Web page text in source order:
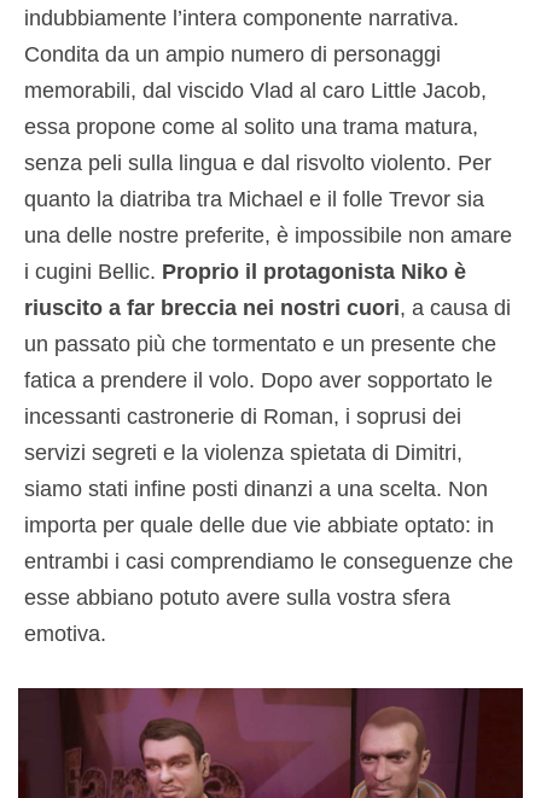
indubbiamente l’intera componente narrativa.
Condita da un ampio numero di personaggi
memorabili, dal viscido Vlad al caro Little Jacob,
essa propone come al solito una trama matura,
senza peli sulla lingua e dal risvolto violento. Per
quanto la diatriba tra Michael e il folle Trevor sia
una delle nostre preferite, è impossibile non amare
i cugini Bellic. Proprio il protagonista Niko è
riuscito a far breccia nei nostri cuori, a causa di
un passato più che tormentato e un presente che
fatica a prendere il volo. Dopo aver sopportato le
incessanti castronerie di Roman, i soprusi dei
servizi segreti e la violenza spietata di Dimitri,
siamo stati infine posti dinanzi a una scelta. Non
importa per quale delle due vie abbiate optato: in
entrambi i casi comprendiamo le conseguenze che
esse abbiano potuto avere sulla vostra sfera
emotiva.